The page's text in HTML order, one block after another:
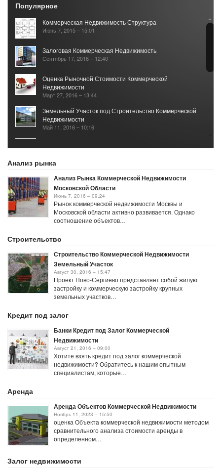
Популярное
Коммерческая Недвижимость Структура
Июнь 7, 2015 – 15:01
Залоговая Коммерческая Недвижимость
Сентябрь 17, 2016 – 12:40
Оценка Рыночной Стоимости Коммерческой
Недвижимости
Март 27, 2016 – 13:44
Земельный Участок под Строительство Коммерческой
Недвижимости
Май 11, 2016 – 10:16
Январь 25, 2021 – 05:40
Анализ рынка
Анализ Рынка Коммерческой Недвижимости
Московской Области
Июнь 7, 2016 – 09:24
Рынок коммерческой недвижимости Москвы и
Московской области активно развивается. Однако
соотношение объектов…
Строительство
Строительство Коммерческой Недвижимости
Земельный Участок
Август 30, 2016 – 15:47
Проект Ново-Сергиево представляет собой жилую
застройку и коммерческую застройку крупных
земельных участков…
Кредит под залог
Банки Кредит под Залог Коммерческой
Недвижимости
Август 21, 2016 – 09:00
Хотите взять кредит под залог коммерческой
недвижимости? Обратитесь к нашим опытным
специалистам, которые…
Аренда
Аренда Объектов Коммерческой Недвижимости
Ноябрь 11, 2023 – 15:50
оценка Объекта коммерческой недвижимости методом
сравнительного анализа стоимости аренды в
определенном…
Залог недвижимости